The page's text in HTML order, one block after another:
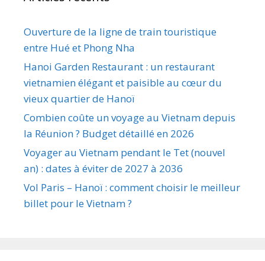
Ouverture de la ligne de train touristique
entre Hué et Phong Nha
Hanoi Garden Restaurant : un restaurant
vietnamien élégant et paisible au cœur du
vieux quartier de Hanoï
Combien coûte un voyage au Vietnam depuis
la Réunion ? Budget détaillé en 2026
Voyager au Vietnam pendant le Tet (nouvel
an) : dates à éviter de 2027 à 2036
Vol Paris – Hanoï : comment choisir le meilleur
billet pour le Vietnam ?